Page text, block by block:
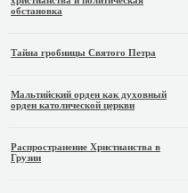
обстановка
Тайна гробницы Святого Петра
Мальтийский орден как духовный
орден католической церкви
Распространение Христианства в
Грузии